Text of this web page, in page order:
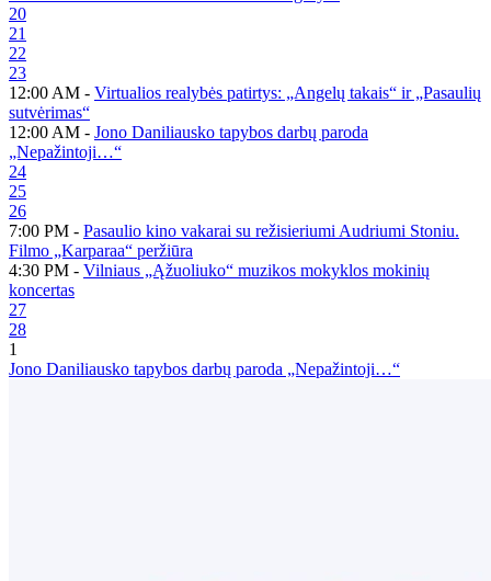
20
21
22
23
12:00 AM - Virtualios realybės patirtys: „Angelų takais“ ir „Pasaulių
sutvėrimas“
12:00 AM - Jono Daniliausko tapybos darbų paroda
„Nepažintoji…“
24
25
26
7:00 PM - Pasaulio kino vakarai su režisieriumi Audriumi Stoniu.
Filmo „Karparaa“ peržiūra
4:30 PM - Vilniaus „Ąžuoliuko“ muzikos mokyklos mokinių
koncertas
27
28
1
Jono Daniliausko tapybos darbų paroda „Nepažintoji…“